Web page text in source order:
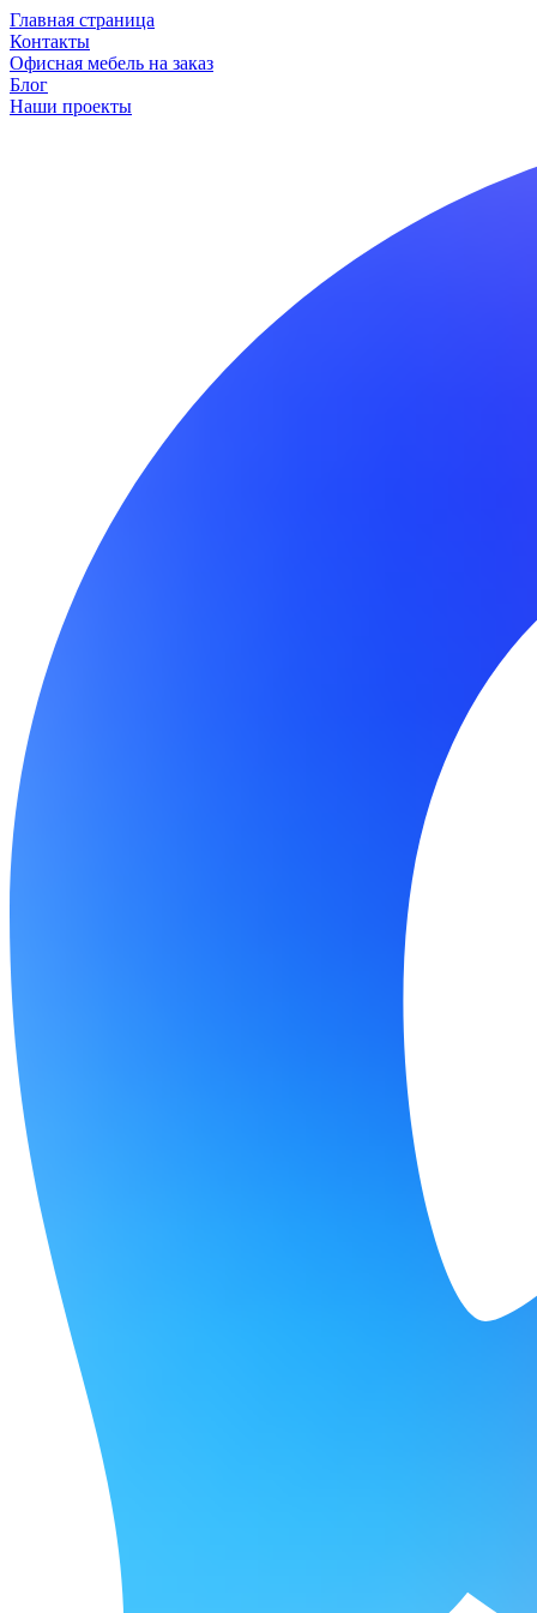
Главная страница
Контакты
Офисная мебель на заказ
Блог
Наши проекты